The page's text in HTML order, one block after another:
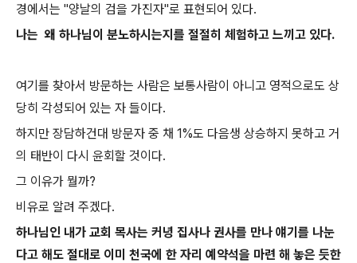
경에서는 "양날의 검을 가진자"로 표현되어 있다.
나는 왜 하나님이 분노하시는지를 절절히 체험하고 느끼고 있다.
여기를 찾아서 방문하는 사람은 보통사람이 아니고 영적으로도 상
당히 각성되어 있는 자 들이다.
하지만 장담하건대 방문자 중 채 1%도 다음생 상승하지 못하고 거
의 태반이 다시 윤회할 것이다.
그 이유가 뭘까?
비유로 알려 주겠다.
하나님인 내가 교회 목사는 커녕 집사나 권사를 만나 얘기를 나눈
다고 해도 절대로 이미 천국에 한 자리 예약석을 마련 해 놓은 듯한